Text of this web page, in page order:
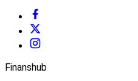
Finanshub